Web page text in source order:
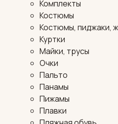
Комплекты
Костюмы
Костюмы, пиджаки,
Куртки
Майки, трусы
Очки
Пальто
Панамы
Пижамы
Плавки